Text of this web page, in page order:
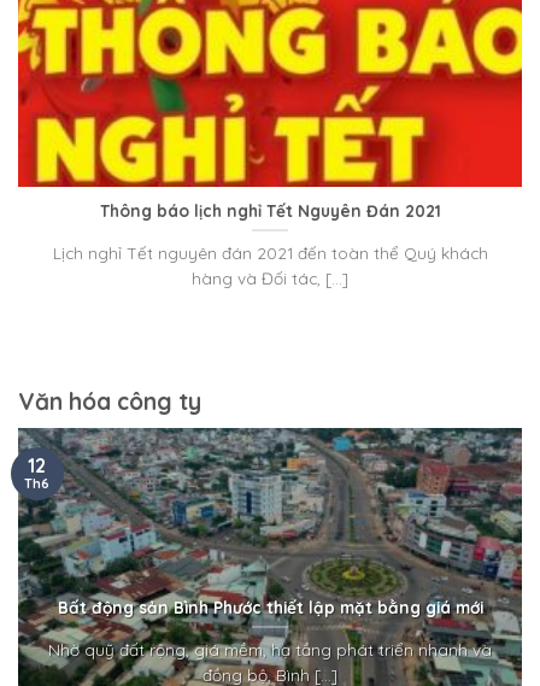
Thông báo lịch nghỉ Tết Nguyên Đán 2021
Lịch nghỉ Tết nguyên đán 2021 đến toàn thể Quý khách
hàng và Đối tác, [...]
Văn hóa công ty
Bất động sản Bình Phước thiết lập mặt bằng giá mới
Nhờ quỹ đất rộng, giá mềm, hạ tầng phát triển nhanh và
đồng bộ, Bình [...]
12
Th6